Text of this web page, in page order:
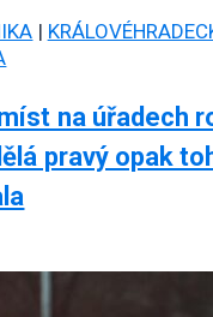
|
na úřadech
pravý opak